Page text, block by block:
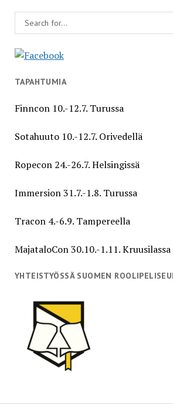
TAPAHTUMIA
Finncon 10.-12.7. Turussa
Sotahuuto 10.-12.7. Orivedellä
Ropecon 24.-26.7. Helsingissä
Immersion 31.7.-1.8. Turussa
Tracon 4.-6.9. Tampereella
MajataloCon 30.10.-1.11. Kruusilassa
YHTEISTYÖSSÄ SUOMEN